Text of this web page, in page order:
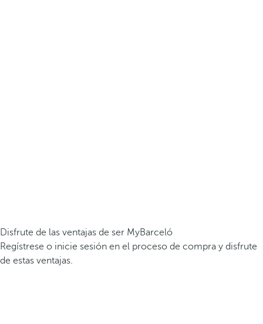
Disfrute de las ventajas de ser MyBarceló
Regístrese o inicie sesión en el proceso de compra y disfrute
de estas ventajas.